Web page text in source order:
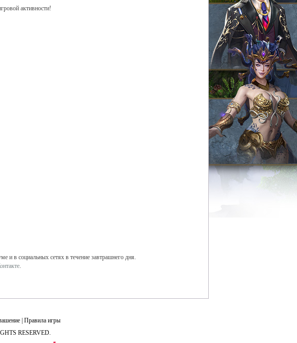
активности!
и в социальных сетях в течение завтрашнего дня.
.
Правила игры
RESERVED.